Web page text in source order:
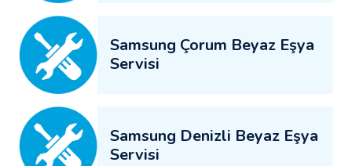
Samsung Çorum Beyaz Eşya
Servisi
Samsung Denizli Beyaz Eşya
Servisi